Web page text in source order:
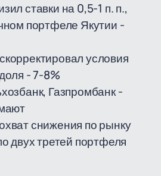
ставки на 0,5-1 п. п.,
портфеле Якутии -
условия
- 7-8%
Газпромбанк -
снижения по рынку
двух третей портфеля